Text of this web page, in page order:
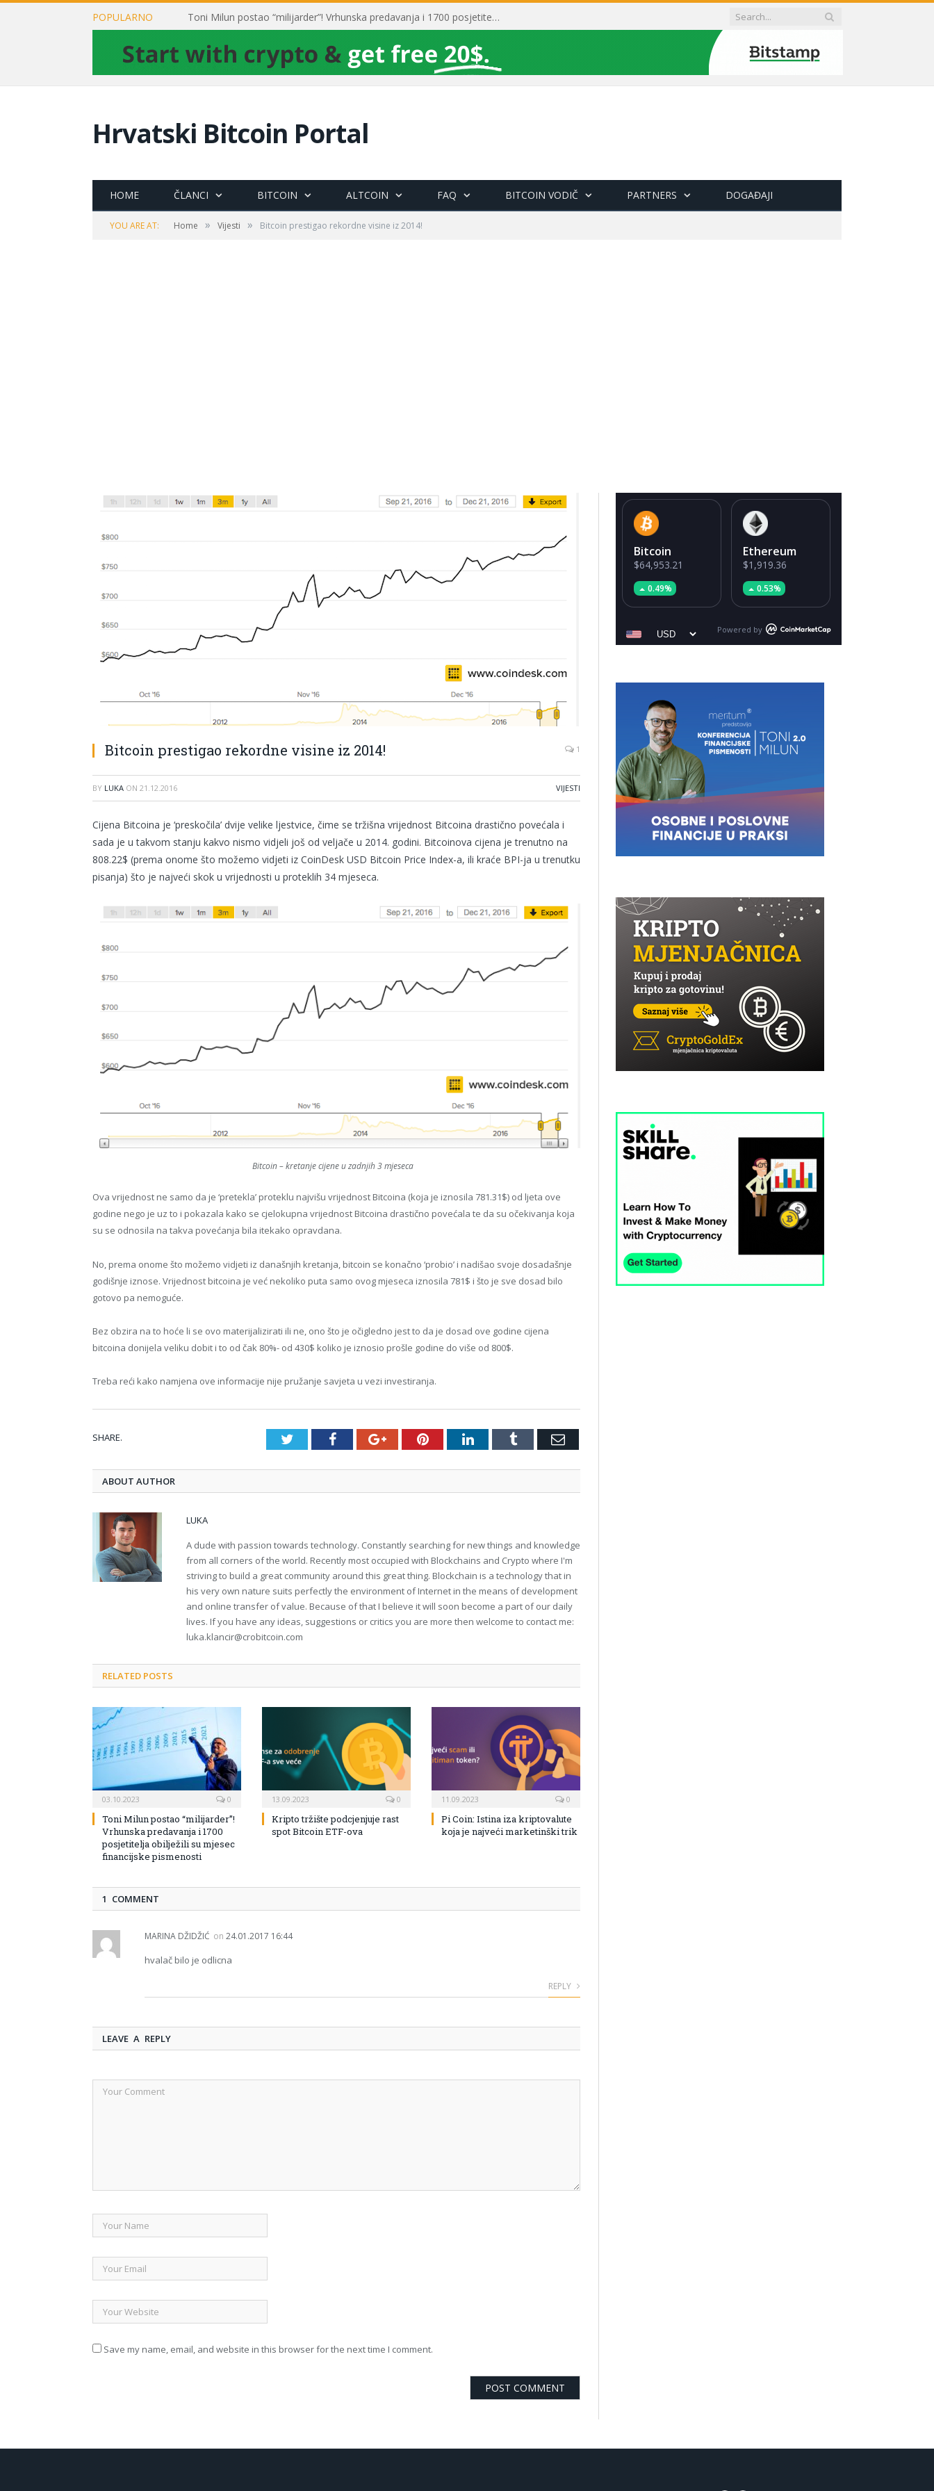
POPULARNO Toni Milun postao “milijarder”! Vrhunska predavanja i 1700 posjetitelja obilježili su mjesec financijske pismenosti
Hrvatski Bitcoin Portal
HOME ČLANCI BITCOIN ALTCOIN FAQ BITCOIN VODIČ PARTNERS DOGAĐAJI
YOU ARE AT: Home » Vijesti » Bitcoin prestigao rekordne visine iz 2014!
Bitcoin prestigao rekordne visine iz 2014! 1
BY LUKA ON 21.12.2016 VIJESTI
Cijena Bitcoina je ‘preskočila’ dvije velike ljestvice, čime se tržišna vrijednost Bitcoina drastično povećala i
sada je u takvom stanju kakvo nismo vidjeli još od veljače u 2014. godini. Bitcoinova cijena je trenutno na
808.22$ (prema onome što možemo vidjeti iz CoinDesk USD Bitcoin Price Index-a, ili kraće BPI-ja u trenutku
pisanja) što je najveći skok u vrijednosti u proteklih 34 mjeseca.
Bitcoin – kretanje cijene u zadnjih 3 mjeseca
Ova vrijednost ne samo da je ‘pretekla’ proteklu najvišu vrijednost Bitcoina (koja je iznosila 781.31$) od ljeta ove
godine nego je uz to i pokazala kako se cjelokupna vrijednost Bitcoina drastično povećala te da su očekivanja koja
su se odnosila na takva povećanja bila itekako opravdana.
No, prema onome što možemo vidjeti iz današnjih kretanja, bitcoin se konačno ‘probio’ i nadišao svoje dosadašnje
godišnje iznose. Vrijednost bitcoina je već nekoliko puta samo ovog mjeseca iznosila 781$ i što je sve dosad bilo
gotovo pa nemoguće.
Bez obzira na to hoće li se ovo materijalizirati ili ne, ono što je očigledno jest to da je dosad ove godine cijena
bitcoina donijela veliku dobit i to od čak 80%- od 430$ koliko je iznosio prošle godine do više od 800$.
Treba reći kako namjena ove informacije nije pružanje savjeta u vezi investiranja.
SHARE. TwitterFacebookGoogle+PinterestLinkedInTumblr Email
ABOUT AUTHOR
LUKA
A dude with passion towards technology. Constantly searching for new things and knowledge
from all corners of the world. Recently most occupied with Blockchains and Crypto where I'm
striving to build a great community around this great thing. Blockchain is a technology that in
his very own nature suits perfectly the environment of Internet in the means of development
and online transfer of value. Because of that I believe it will soon become a part of our daily
lives. If you have any ideas, suggestions or critics you are more then welcome to contact me:
luka.klancir@crobitcoin.com
RELATED POSTS
03.10.2023 0
Toni Milun postao “milijarder”!
Vrhunska predavanja i 1700
posjetitelja obilježili su mjesec
financijske pismenosti
13.09.2023 0
Kripto tržište podcjenjuje rast
spot Bitcoin ETF-ova
11.09.2023 0
Pi Coin: Istina iza kriptovalute
koja je najveći marketinški trik
1 COMMENT
MARINA DŽIDŽIĆ on 24.01.2017 16:44
hvalač bilo je odlicna
REPLY
LEAVE A REPLY
Save my name, email, and website in this browser for the next time I comment.
Bitcoin
$64,953.21
0.49%
Ethereum
$1,919.36
0.53%
Powered by